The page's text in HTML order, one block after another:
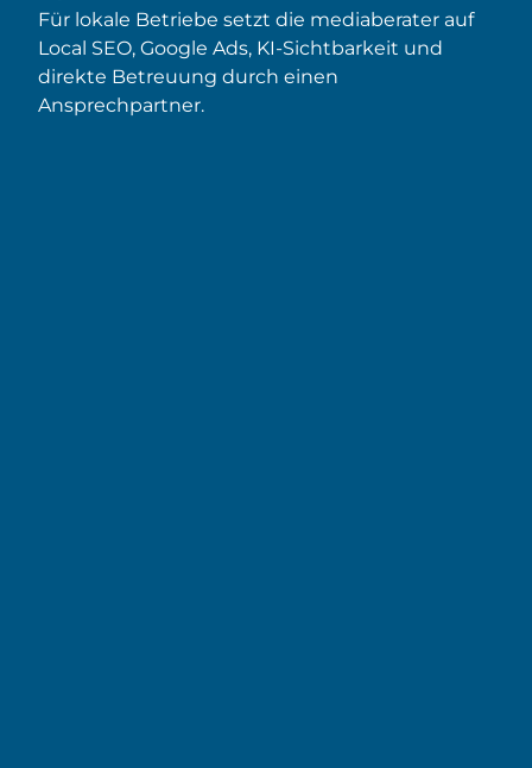
Für lokale Betriebe setzt die mediaberater auf
Local SEO, Google Ads, KI-Sichtbarkeit und
direkte Betreuung durch einen
Ansprechpartner.